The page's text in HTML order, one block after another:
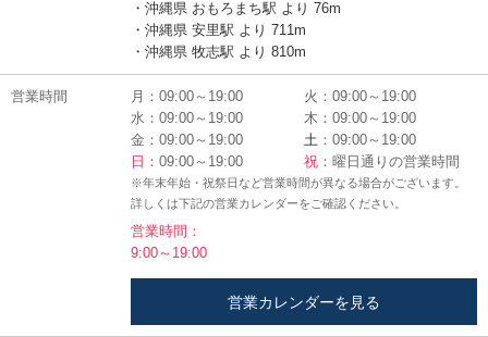
・沖縄県 おもろまち駅 より 76m
・沖縄県 安里駅 より 711m
・沖縄県 牧志駅 より 810m
営業時間 月：09:00～19:00
火：09:00～19:00
水：09:00～19:00
木：09:00～19:00
金：09:00～19:00
土 ：09:00～19:00
日 ：09:00～19:00 祝 ：曜日通りの営業時間
※年末年始・祝祭日など営業時間が異なる場合がございます。
詳しくは下記の営業カレンダーをご確認ください。
営業時間：
9:00～19:00
営業カレンダーを見る